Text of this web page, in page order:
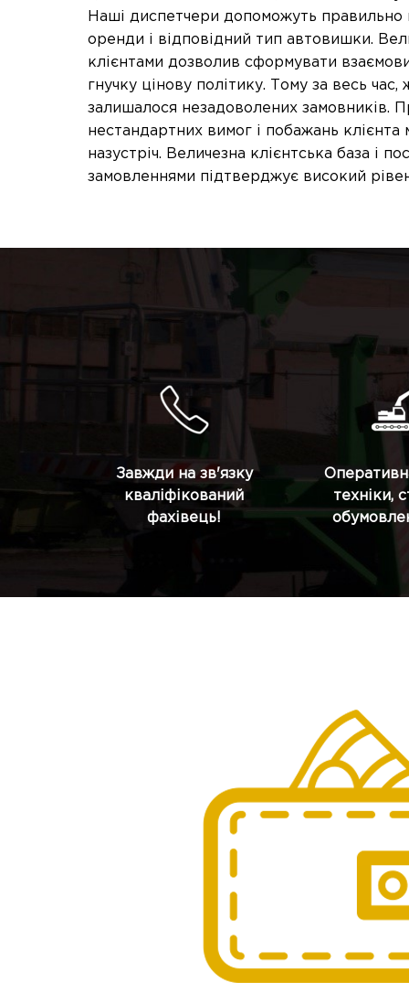
Наші диспетчери допоможуть правильно
оренди і відповідний тип автовишки.
клієнтами дозволив сформувати
гнучку цінову політику. Тому за весь
залишалося незадоволених замовників.
нестандартних вимог і побажань
назустріч. Величезна клієнтська база і
замовленнями підтверджує високий
Завжди на зв'язку
кваліфікований
фахівець!
техніки,